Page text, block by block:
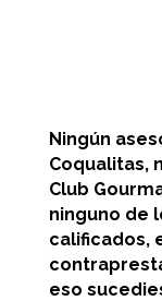
Ningún
Coqualitas,
Club
ninguno de
calificados,
eso